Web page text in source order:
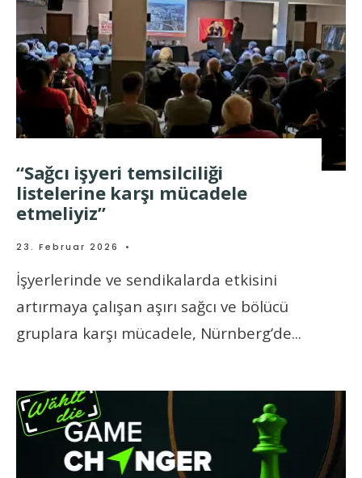
“Sağcı işyeri temsilciliği
listelerine karşı mücadele
etmeliyiz”
23. Februar 2026 •
İşyerlerinde ve sendikalarda etkisini
artırmaya çalışan aşırı sağcı ve bölücü
gruplara karşı mücadele, Nürnberg’de...